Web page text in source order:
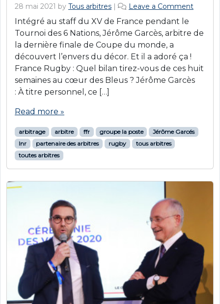
28 mai 2021 by Tous arbitres | Leave a Comment
Intégré au staff du XV de France pendant le
Tournoi des 6 Nations, Jérôme Garcès, arbitre de
la dernière finale de Coupe du monde, a
découvert l’envers du décor. Et il a adoré ça !
France Rugby : Quel bilan tirez-vous de ces huit
semaines au cœur des Bleus ? Jérôme Garcès
: À titre personnel, ce […]
Read more »
arbitrage arbitre ffr groupe la poste
Jérôme Garcés
lnr
partenaire des arbitres rugby
tous arbitres
toutes arbitres